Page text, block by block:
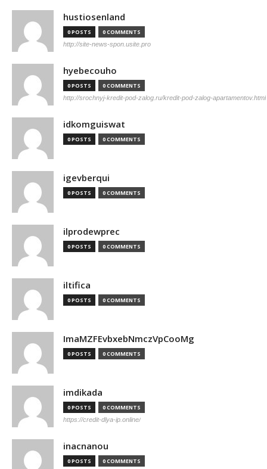
hustiosenland
0 POSTS 0 COMMENTS
http://site-news-spon.usite.pro
hyebecouho
0 POSTS 0 COMMENTS
http://srochnyj-kredit-pod-zalog.ru/kredit-pod-zalog-apartamentov.html
idkomguiswat
0 POSTS 0 COMMENTS
igevberqui
0 POSTS 0 COMMENTS
ilprodewprec
0 POSTS 0 COMMENTS
iltifica
0 POSTS 0 COMMENTS
ImaMZFEvbxebNmczVpCooMg
0 POSTS 0 COMMENTS
imdikada
0 POSTS 0 COMMENTS
https://credit-dlya-ip.online/
inacnanou
0 POSTS 0 COMMENTS